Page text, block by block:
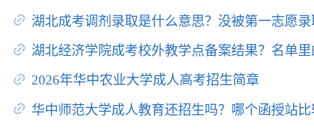
湖北成考调剂录取是什么意思？没被第一志愿
湖北经济学院成考校外教学点备案结果？名单
2026年华中农业大学成人高考招生简章
华中师范大学成人教育还招生吗？哪个函授站